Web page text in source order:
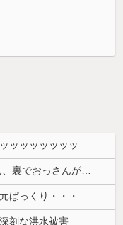
【画像】北朝鮮のビアガール、エッッッッッッッッッッッッッッッッッ！
【画像】 例の美人すぎるおにぎり屋さん、裏でおっさんが握っていたｗｗｗｗｗｗｗｗｗｗｗｗｗｗｗｗｗ
女子プロレスラーさん、地上波番組で胸元ぱっくり・・・（※画像あり）
刻な洪水被害